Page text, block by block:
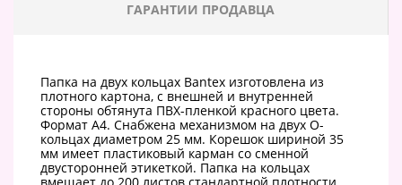
ГАРАНТИИ ПРОДАВЦА
Папка на двух кольцах Bantex изготовлена из
плотного картона, с внешней и внутренней
стороны обтянута ПВХ-пленкой красного цвета.
Формат А4. Снабжена механизмом на двух O-
кольцах диаметром 25 мм. Корешок шириной 35
мм имеет пластиковый карман со сменной
двусторонней этикеткой. Папка на кольцах